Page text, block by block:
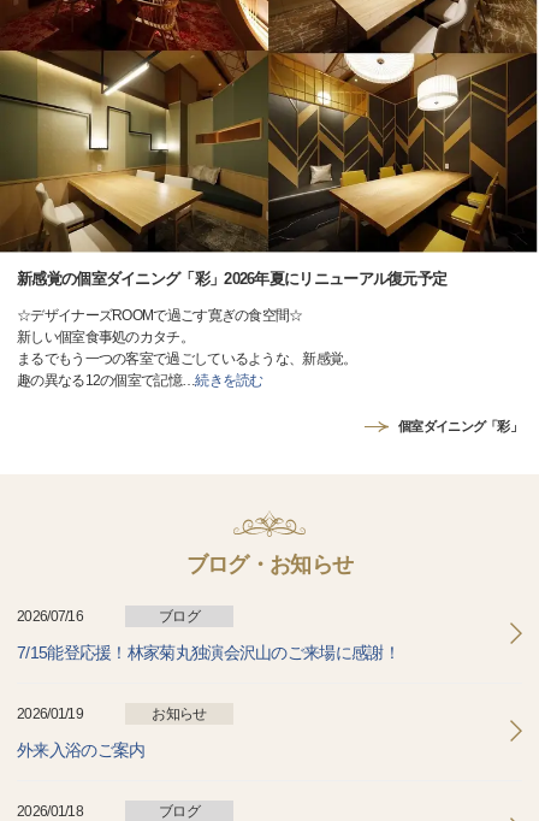
新感覚の個室ダイニング「彩」2026年夏にリニューアル復元予定
☆デザイナーズROOMで過ごす寛ぎの食空間☆
新しい個室食事処のカタチ。
まるでもう一つの客室で過ごしているような、新感覚。
趣の異なる12の個室で記憶…続きを読む
個室ダイニング「彩」
ブログ・お知らせ
2026/07/16 ブログ
7/15能登応援！林家菊丸独演会沢山のご来場に感謝！
2026/01/19 お知らせ
外来入浴のご案内
2026/01/18 ブログ